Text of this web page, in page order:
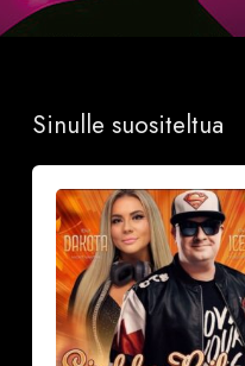
Sinulle suositeltua
19.9.2026
Deittisirkus
Speed